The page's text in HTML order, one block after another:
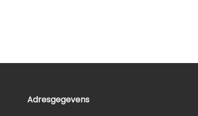
Adresgegevens